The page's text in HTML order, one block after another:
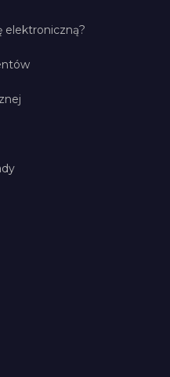
elektroniczną?